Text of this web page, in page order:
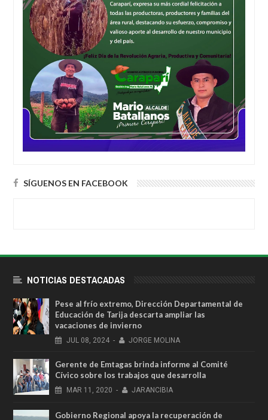
SÍGUENOS EN FACEBOOK
NOTICIAS DESTACADAS
Pese al frío extremo, Dirección Departamental de
Educación de Tarija descarta ampliar las
vacaciones de invierno
JUL 08, 2024 - JORGE MOLINA
Gerente de Emtagas brinda informe al Comité
Cívico sobre los trabajos que desarrolla
MAR 11, 2020 - JARANCIBIA
Gobierno Regional apoya la recuperación de